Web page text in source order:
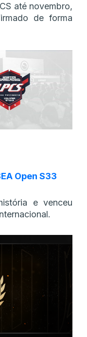
até novembro,
de forma
Open S33
e venceu